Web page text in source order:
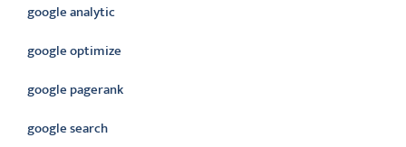
google analytic
google optimize
google pagerank
google search